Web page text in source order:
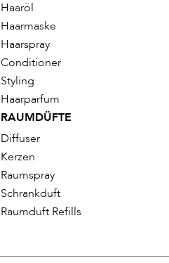
Haaröl
Haarmaske
Haarspray
Conditioner
Styling
Haarparfum
RAUMDÜFTE
Diffuser
Kerzen
Raumspray
Schrankduft
Raumduft Refills